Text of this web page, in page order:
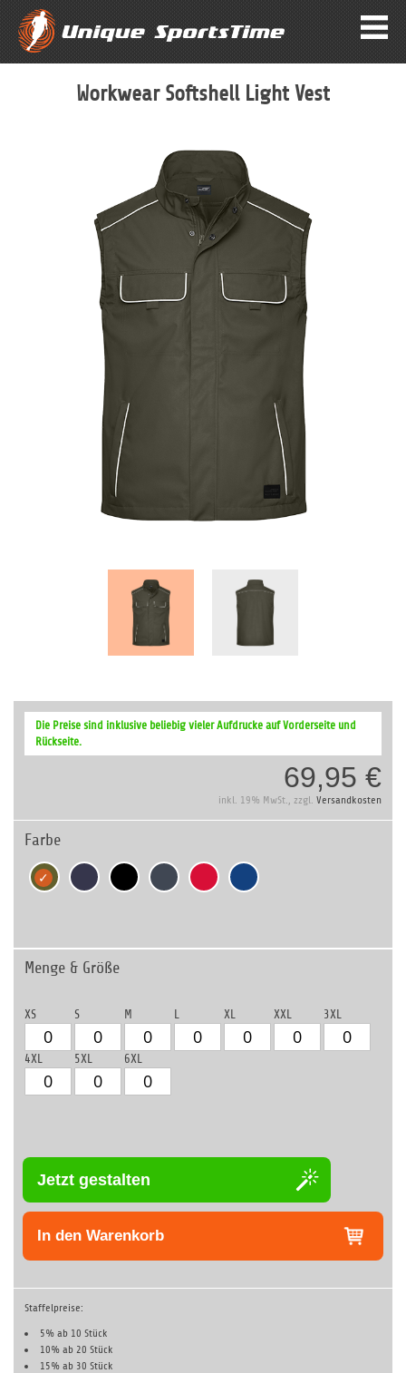
Workwear Softshell Light Vest
Anfang
Bildergalerie
Die Preise sind inklusive beliebig vieler Aufdrucke auf Vorderseite und
Rückseite.
69,95 €
inkl. 19% MwSt., zzgl. Versandkosten
Farbe
Menge & Größe
XS S M L XL XXL 3XL
4XL 5XL 6XL
Jetzt gestalten
In den Warenkorb
Staffelpreise:
5% ab 10 Stück
10% ab 20 Stück
15% ab 30 Stück